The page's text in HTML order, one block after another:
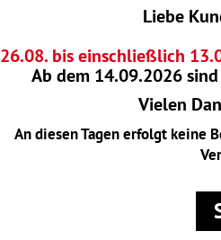
Liebe
26.08. bis einschließlich
Ab dem 14.09.2026
Vielen
An diesen Tagen erfolgt keine